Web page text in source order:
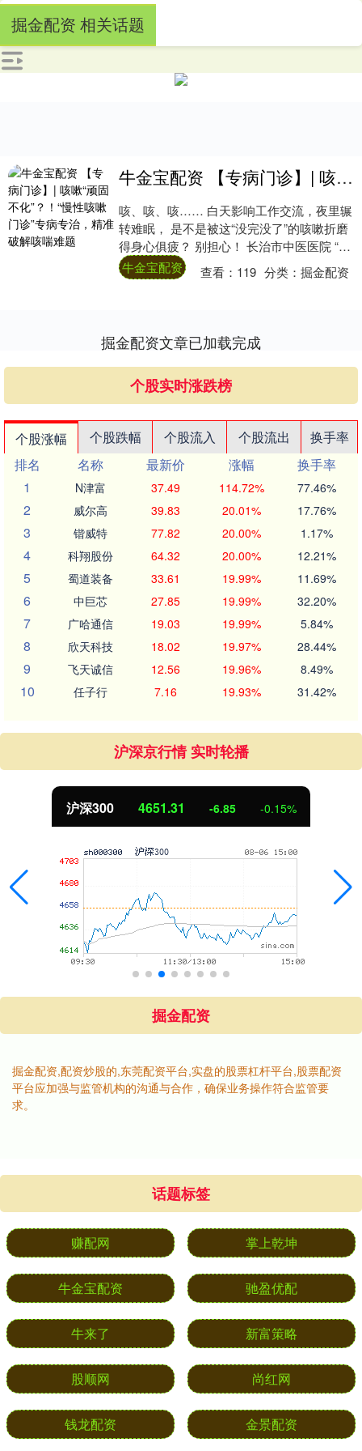
掘金配资 相关话题
牛金宝配资 【专病门诊】| 咳嗽“顽固不化”？！“慢性咳嗽门诊”专病专治，精准破解咳喘难题
咳、咳、咳…… 白天影响工作交流，夜里辗
转难眠， 是不是被这“没完没了”的咳嗽折磨
得身心俱疲？ 别担心！ 长治市中医医院 “慢
性咳嗽专病门诊” ，秉持 “西医精....
牛金宝配资 查看： 119 分类：掘金配资
掘金配资文章已加载完成
个股实时涨跌榜
个股涨幅 个股跌幅 个股流入 个股流出
换手率
排名
名称 最新价 涨幅
换手率
1
N津富 37.49 114.72% 77.46%
2 威尔高 39.83 20.01% 17.76%
3 锴威特 77.82 20.00% 1.17%
4 科翔股份 64.32 20.00% 12.21%
5 蜀道装备 33.61 19.99% 11.69%
6 中巨芯 27.85 19.99% 32.20%
7 广哈通信 19.03 19.99% 5.84%
8 欣天科技 18.02 19.97% 28.44%
9 飞天诚信 12.56 19.96% 8.49%
10 任子行 7.16 19.93% 31.42%
沪深京行情 实时轮播
北证50 1122.88 3.42 0.30%
掘金配资
掘金配资,配资炒股的,东莞配资平台,实盘的股票杠杆平台,股票配资
平台应加强与监管机构的沟通与合作，确保业务操作符合监管要
求。
话题标签
赚配网 掌上乾坤
牛金宝配资 驰盈优配
牛来了 新富策略
股顺网 尚红网
钱龙配资 金景配资